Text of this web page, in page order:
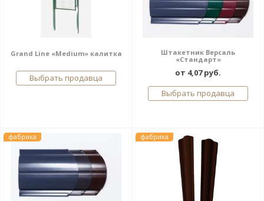
Grand Line «Medium» калитка
Выбрать продавца
Штакетник Версаль
«Стандарт»
от 4,07 руб.
Выбрать продавца
фабрика фабрика